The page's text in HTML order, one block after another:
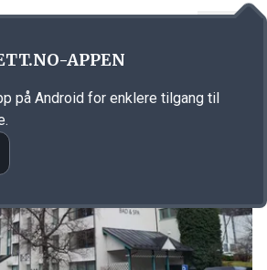
res 2020
APPEN
på Android for enklere tilgang til